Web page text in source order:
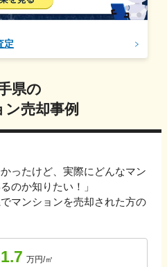
定
県の
売却事例
ったけど、実際にどんなマン
のか知りたい！」
でマンションを売却された方の
万円/㎡